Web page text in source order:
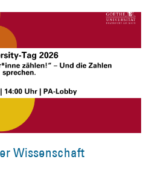
Wissenschaft